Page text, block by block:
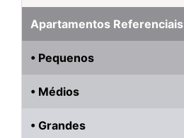
Apartamentos Referenciais
• Pequenos
• Médios
• Grandes